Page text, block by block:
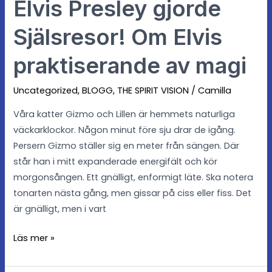
Elvis Presley gjorde
Själsresor! Om Elvis
praktiserande av magi
Uncategorized,BLOGG, THE SPIRIT VISION /Camilla
Våra katter Gizmo och Lillen är hemmets naturliga
väckarklockor. Någon minut före sju drar de igång.
Persern Gizmo ställer sig en meter från sängen. Där
står han i mitt expanderade energifält och kör
morgonsången. Ett gnälligt, enformigt läte. Ska notera
tonarten nästa gång, men gissar på ciss eller fiss. Det
är gnälligt, men i vart
Läs mer »